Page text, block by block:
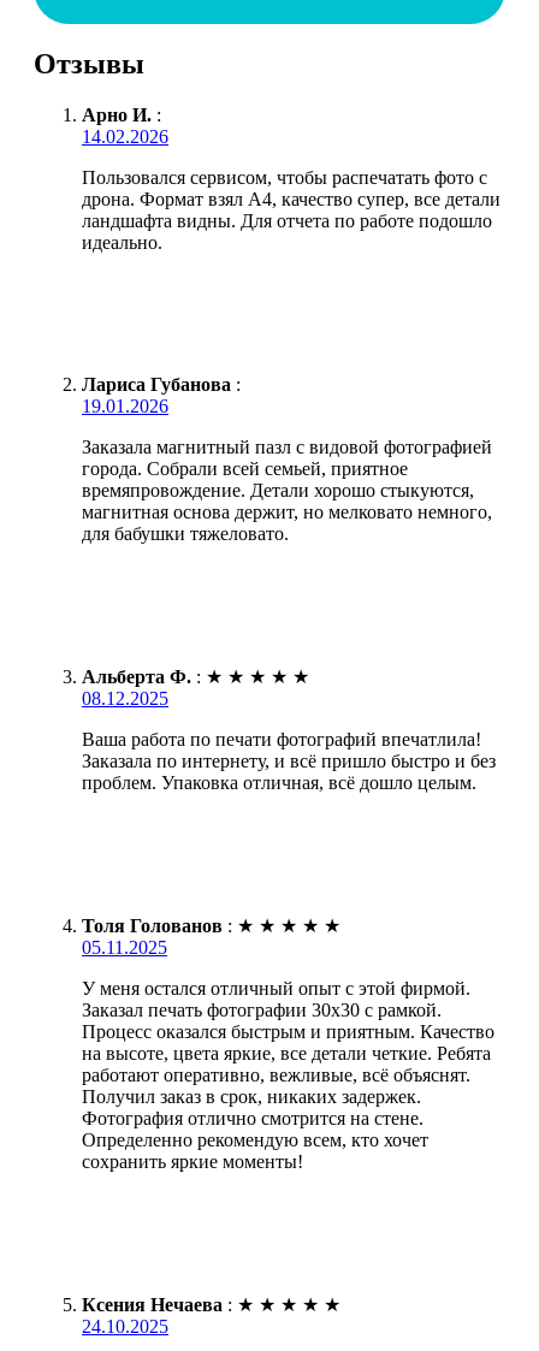
Отзывы
Арно И. :
14.02.2026
Пользовался сервисом, чтобы распечатать фото с
дрона. Формат взял А4, качество супер, все детали
ландшафта видны. Для отчета по работе подошло
идеально.
Лариса Губанова :
19.01.2026
Заказала магнитный пазл с видовой фотографией
города. Собрали всей семьей, приятное
времяпровождение. Детали хорошо стыкуются,
магнитная основа держит, но мелковато немного,
для бабушки тяжеловато.
Альберта Ф. : ★ ★ ★ ★ ★
08.12.2025
Ваша работа по печати фотографий впечатлила!
Заказала по интернету, и всё пришло быстро и без
проблем. Упаковка отличная, всё дошло целым.
Толя Голованов : ★ ★ ★ ★ ★
05.11.2025
У меня остался отличный опыт с этой фирмой.
Заказал печать фотографии 30х30 с рамкой.
Процесс оказался быстрым и приятным. Качество
на высоте, цвета яркие, все детали четкие. Ребята
работают оперативно, вежливые, всё объяснят.
Получил заказ в срок, никаких задержек.
Фотография отлично смотрится на стене.
Определенно рекомендую всем, кто хочет
сохранить яркие моменты!
Ксения Нечаева : ★ ★ ★ ★ ★
24.10.2025